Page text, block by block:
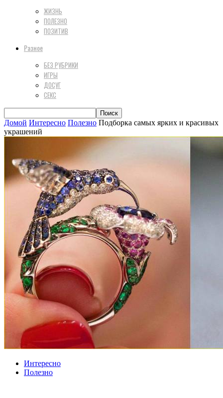
ЖИЗНЬ
ПОЛЕЗНО
ПОЗИТИВ
Разное
БЕЗ РУБРИКИ
ИГРЫ
ДОСУГ
СЕКС
Домой Интересно Полезно Подборка самых ярких и красивых
украшений
Интересно
Полезно